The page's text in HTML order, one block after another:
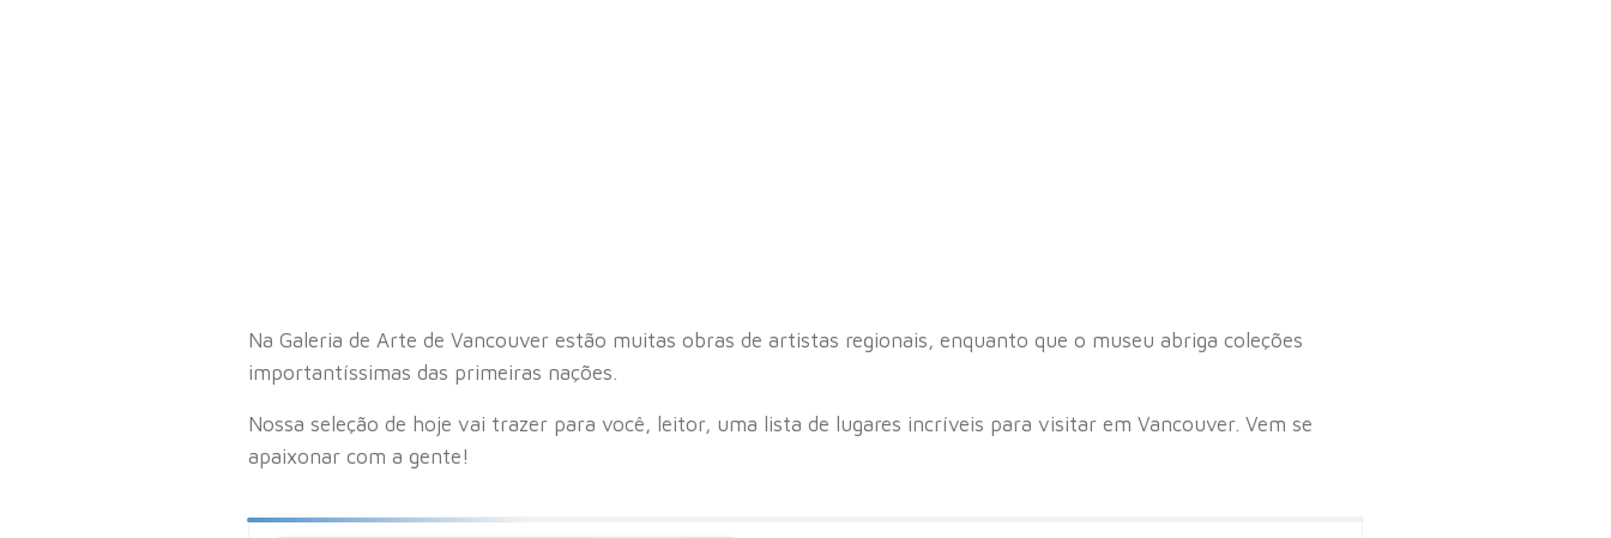
Na Galeria de Arte de Vancouver estão muitas obras de artistas regionais, enquanto que o museu abriga coleções
importantíssimas das primeiras nações.
Nossa seleção de hoje vai trazer para você, leitor, uma lista de lugares incríveis para visitar em Vancouver. Vem se
apaixonar com a gente!